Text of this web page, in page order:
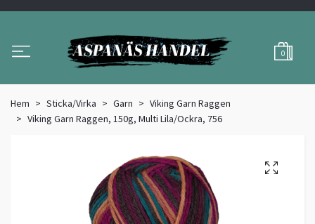
0
Hem Sticka/Virka Garn
Viking Garn Raggen
Viking Garn Raggen, 150g, Multi Lila/Ockra, 756